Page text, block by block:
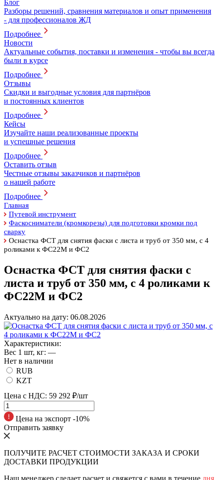
Блог
Разборы решений, сравнения материалов и опыт применения
- для профессионалов ЖД
Подробнее
Новости
Актуальные события, поставки и изменения - чтобы вы всегда
были в курсе
Подробнее
Отзывы
Скидки и выгодные условия для партнёров
и постоянных клиентов
Подробнее
Кейсы
Изучайте наши реализованные проекты
и успешные решения
Подробнее
Оставить отзыв
Честные отзывы заказчиков и партнёров
о нашей работе
Подробнее
Главная
Путевой инструмент
Фаскосниматели (кромкорезы) для подготовки кромки под
сварку
Оснастка ФСТ для снятия фаски с листа и труб от 350 мм, с 4
роликами к ФС22М и ФС2
Оснастка ФСТ для снятия фаски с
листа и труб от 350 мм, с 4 роликами к
ФС22М и ФС2
Актуально на дату: 06.08.2026
Характеристики:
Вес 1 шт, кг: —
Нет в наличии
RUB
KZT
Цена с НДС: 59 292 ₽/шт
Цена на экспорт -10%
Отправить заявку
ПОЛУЧИТЕ РАСЧЕТ СТОИМОСТИ ЗАКАЗА И СРОКИ
ДОСТАВКИ ПРОДУКЦИИ
Наш менеджер сделает расчет и свяжется с вами в течение дня